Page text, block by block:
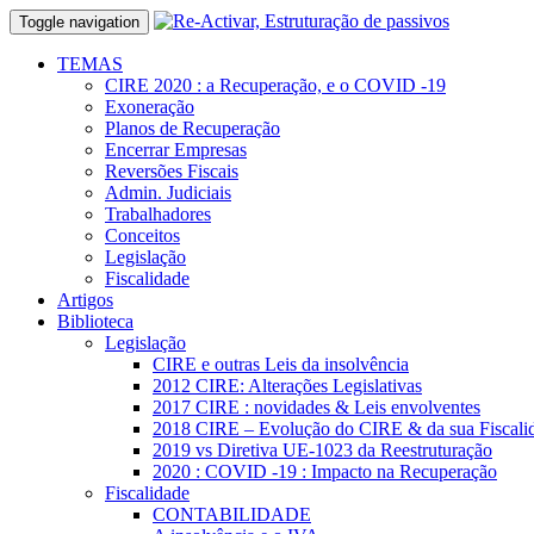
Toggle navigation
TEMAS
CIRE 2020 : a Recuperação, e o COVID -19
Exoneração
Planos de Recuperação
Encerrar Empresas
Reversões Fiscais
Admin. Judiciais
Trabalhadores
Conceitos
Legislação
Fiscalidade
Artigos
Biblioteca
Legislação
CIRE e outras Leis da insolvência
2012 CIRE: Alterações Legislativas
2017 CIRE : novidades & Leis envolventes
2018 CIRE – Evolução do CIRE & da sua
2019 vs Diretiva UE-1023 da Reestruturação
2020 : COVID -19 : Impacto na Recuperação
Fiscalidade
CONTABILIDADE